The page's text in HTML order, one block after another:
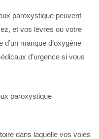
paroxystique peuvent
et vos lèvres ou votre
manque d’oxygène
d’urgence si vous
paroxystique
dans laquelle vos voies